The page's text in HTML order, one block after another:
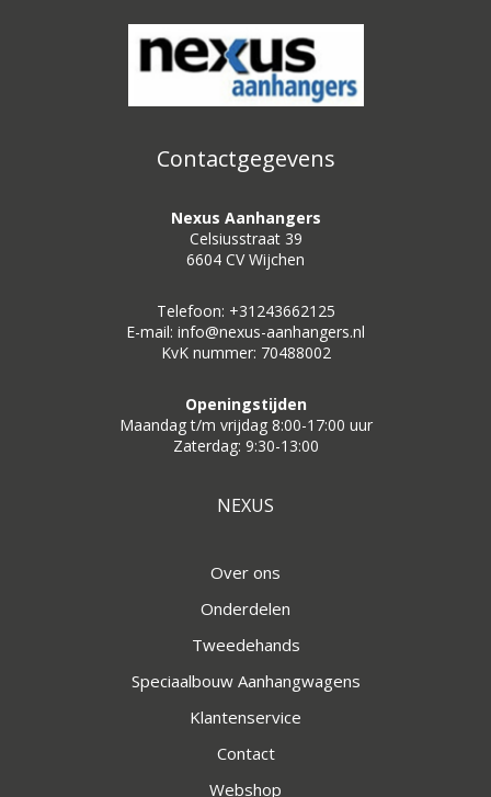
Contactgegevens
Nexus Aanhangers
Celsiusstraat 39
6604 CV Wijchen
Telefoon: +31243662125
E-mail: info@nexus-aanhangers.nl
KvK nummer: 70488002
Openingstijden
Maandag t/m vrijdag 8:00-17:00 uur
Zaterdag: 9:30-13:00
NEXUS
Over ons
Onderdelen
Tweedehands
Speciaalbouw Aanhangwagens
Klantenservice
Contact
Webshop